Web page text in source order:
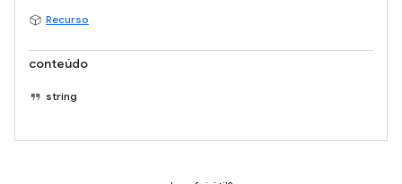
Recurso
conteúdo
string